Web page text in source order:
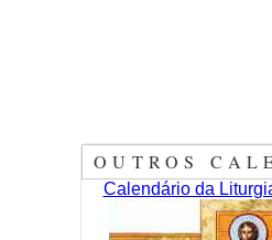
OUTROS
Calendário da